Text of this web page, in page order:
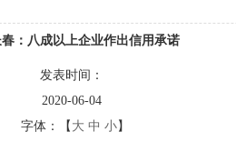
：八成以上企业作出信用承诺
发表时间：
2020-06-04
体：【 大 中 小】